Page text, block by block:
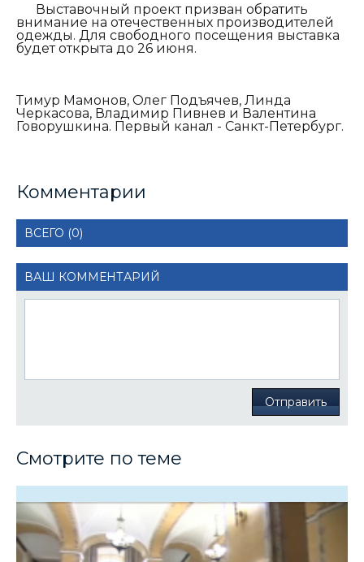
Выставочный проект призван обратить
внимание на отечественных производителей
одежды. Для свободного посещения выставка
будет открыта до 26 июня.
Тимур Мамонов, Олег Подъячев, Линда
Черкасова, Владимир Пивнев и Валентина
Говорушкина. Первый канал - Санкт-Петербург.
Комментарии
ВСЕГО (0)
ВАШ КОММЕНТАРИЙ
Отправить
Смотрите по теме